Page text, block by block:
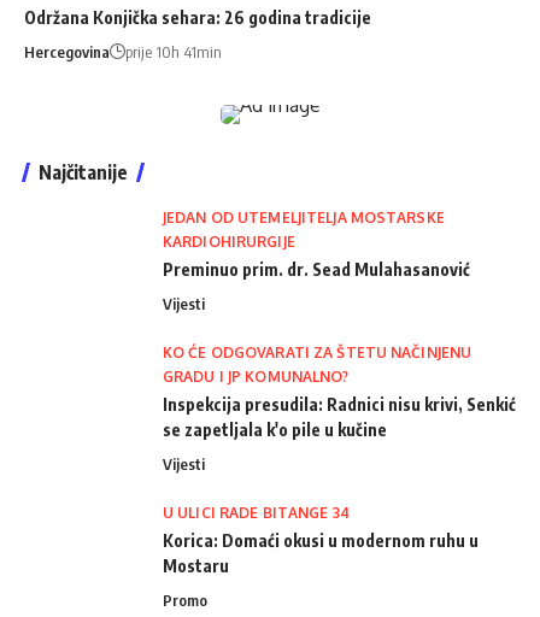
Održana Konjička sehara: 26 godina tradicije
Hercegovina prije 10h 41min
Najčitanije
JEDAN OD UTEMELJITELJA MOSTARSKE
KARDIOHIRURGIJE
Preminuo prim. dr. Sead Mulahasanović
Vijesti
KO ĆE ODGOVARATI ZA ŠTETU NAČINJENU
GRADU I JP KOMUNALNO?
Inspekcija presudila: Radnici nisu krivi, Senkić
se zapetljala k'o pile u kučine
Vijesti
U ULICI RADE BITANGE 34
Korica: Domaći okusi u modernom ruhu u
Mostaru
Promo